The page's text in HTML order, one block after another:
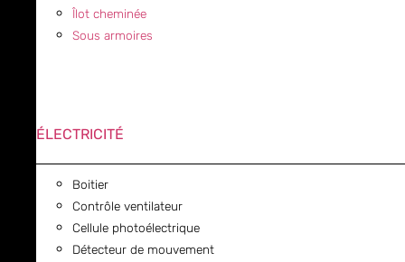
Îlot cheminée
Sous armoires
ÉLECTRICITÉ
Boitier
Contrôle ventilateur
Cellule photoélectrique
Détecteur de mouvement